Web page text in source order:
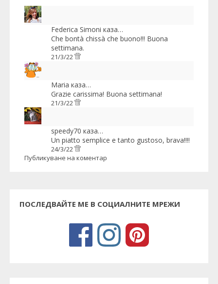
Federica Simoni каза…
Che bontà chissà che buono!!! Buona
settimana.
21/3/22
Maria каза…
Grazie carissima! Buona settimana!
21/3/22
speedy70 каза…
Un piatto semplice e tanto gustoso, brava!!!!
24/3/22
Публикуване на коментар
ПОСЛЕДВАЙТЕ МЕ В СОЦИАЛНИТЕ МРЕЖИ